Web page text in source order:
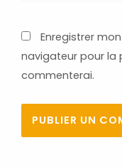
Enregistrer
navigateur pour la
commenterai.